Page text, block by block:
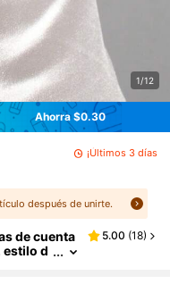
1/12
Ahorra $0.30
¡Últimos 3 días
después de unirte.
de cuenta
estilo d
5.00 (18)